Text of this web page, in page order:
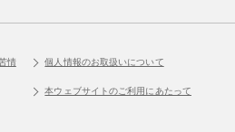
情
個人情報のお取扱いについて
本ウェブサイトのご利用にあたって